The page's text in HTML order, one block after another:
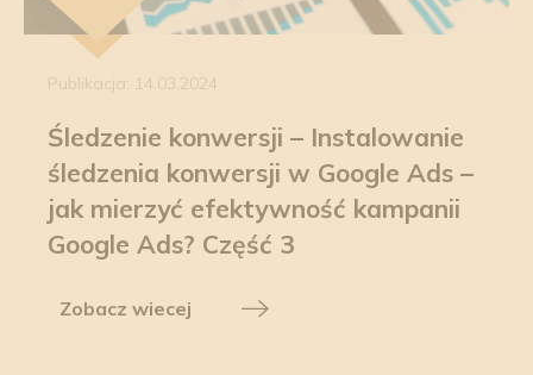
Publikacja: 14.03.2024
Śledzenie konwersji – Instalowanie
śledzenia konwersji w Google Ads –
jak mierzyć efektywność kampanii
Google Ads? Część 3
Zobacz wiecej